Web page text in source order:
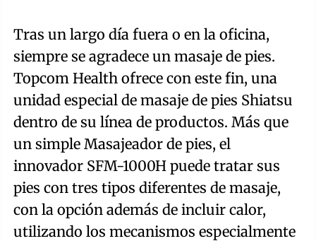
Tras un largo día fuera o en la oficina,
siempre se agradece un masaje de pies.
Topcom Health ofrece con este fin, una
unidad especial de masaje de pies Shiatsu
dentro de su línea de productos. Más que
un simple Masajeador de pies, el
innovador SFM-1000H puede tratar sus
pies con tres tipos diferentes de masaje,
con la opción además de incluir calor,
utilizando los mecanismos especialmente